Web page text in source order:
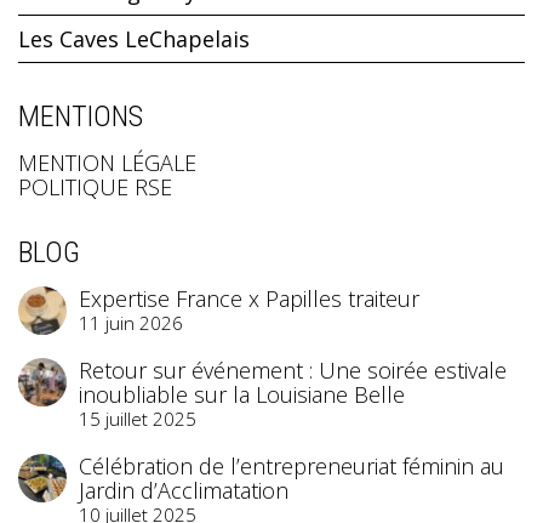
Les Caves LeChapelais
MENTIONS
MENTION LÉGALE
POLITIQUE RSE
BLOG
Expertise France x Papilles traiteur
11 juin 2026
Retour sur événement : Une soirée estivale
inoubliable sur la Louisiane Belle
15 juillet 2025
Célébration de l’entrepreneuriat féminin au
Jardin d’Acclimatation
10 juillet 2025